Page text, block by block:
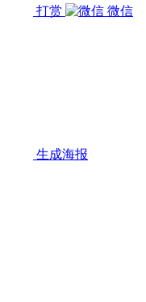
打赏
微信
生成海报